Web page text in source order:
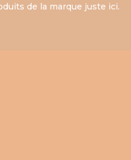
de la marque juste ici.